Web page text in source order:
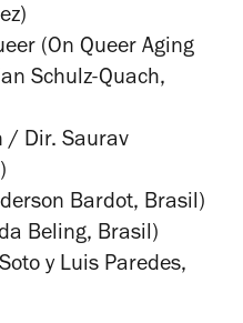
(On Queer Aging
Schulz-Quach,
/ Dir. Saurav
Bardot, Brasil)
Beling, Brasil)
y Luis Paredes,